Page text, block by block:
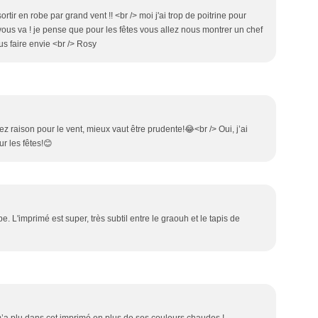
en robe par grand vent !! <br /> moi j'ai trop de poitrine pour
va ! je pense que pour les fêtes vous allez nous montrer un chef
faire envie <br /> Rosy
raison pour le vent, mieux vaut être prudente!😂<br /> Oui, j’ai
les fêtes!😊
L'imprimé est super, très subtil entre le graouh et le tapis de